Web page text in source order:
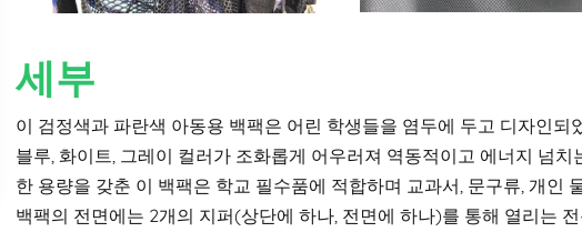
세부
이 검정색과 파란색 아동용 백팩은 어린 학생들을 염두에 두고 디자인
블루, 화이트, 그레이 컬러가 조화롭게 어우러져 역동적이고 에너지 넘
한 용량을 갖춘 이 백팩은 학교 필수품에 적합하며 교과서, 문구류, 개인
백팩의 전면에는 2개의 지퍼(상단에 하나, 전면에 하나)를 통해 열리는